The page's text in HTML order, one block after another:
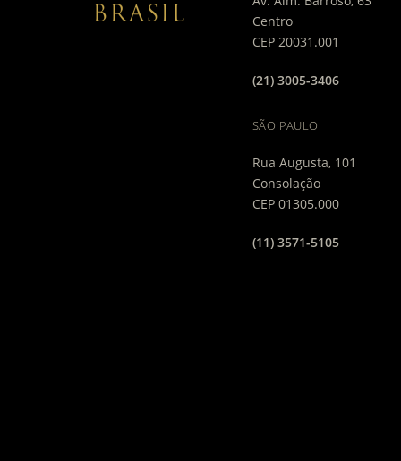
Centro
CEP 20031.001
(21) 3005-3406
SÃO PAULO
Rua Augusta, 101
Consolação
CEP 01305.000
(11) 3571-5105